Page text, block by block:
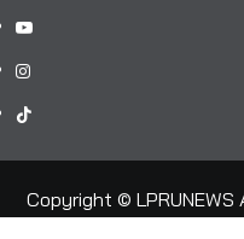
youtube
instagram
tiktok
Copyright ©